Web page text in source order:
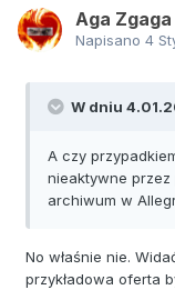
Aga Zgaga
Napisano 4
W dniu
A czy
nieaktywne
archiwum w
No właśnie nie.
przykładowa oferta